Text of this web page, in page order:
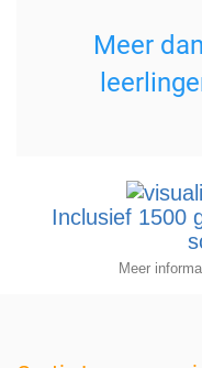
Meer dan
Inclusief 1500
Meer